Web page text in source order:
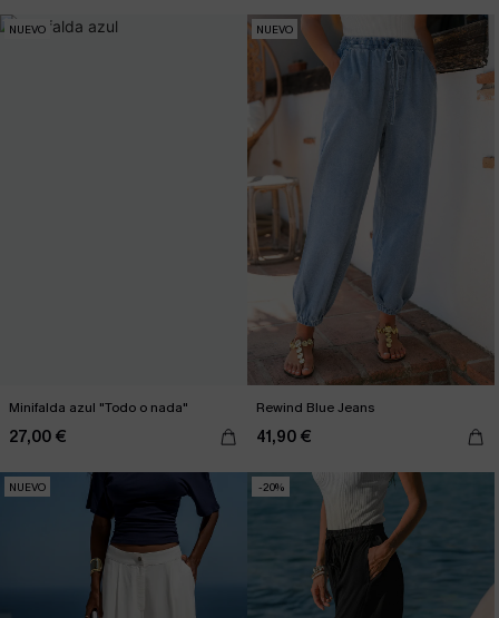
NUEVO
Minifalda azul "Todo o nada"
27,00 €
NUEVO
Rewind Blue Jeans
41,90 €
NUEVO -20%